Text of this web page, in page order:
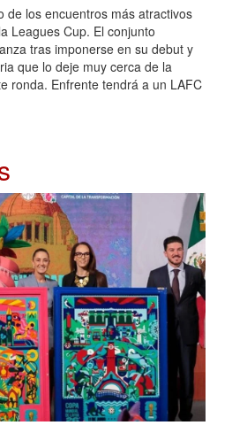
de los encuentros más atractivos
Leagues Cup. El conjunto
tras imponerse en su debut y
que lo deje muy cerca de la
ronda. Enfrente tendrá a un LAFC